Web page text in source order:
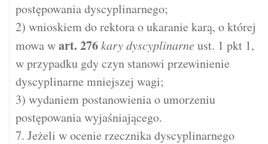
postępowania dyscyplinarnego;
2) wnioskiem do rektora o ukaranie karą, o której
mowa wart. 276kary dyscyplinarne ust. 1 pkt 1,
w przypadku gdy czyn stanowi przewinienie
dyscyplinarne mniejszej wagi;
3) wydaniem postanowienia o umorzeniu
postępowania wyjaśniającego.
7. Jeżeli w ocenie rzecznika dyscyplinarnego